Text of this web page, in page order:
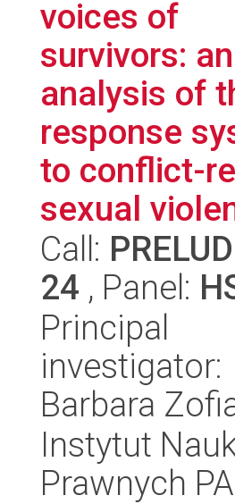
voices of
survivors: an
analysis of
response
to conflict-
sexual
Call:
24 , Panel:
Principal
investigator:
Barbara
Instytut
Prawnych